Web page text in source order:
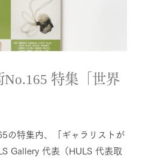
日本陶芸」
特集「世界
の特集内、「ギャラリストが
Gallery 代表（HULS 代表取